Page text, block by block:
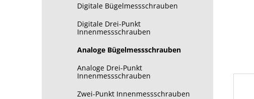
Digitale Bügelmessschrauben
Digitale Drei-Punkt
Innenmessschrauben
Analoge Bügelmessschrauben
Analoge Drei-Punkt
Innenmessschrauben
Zwei-Punkt Innenmessschrauben